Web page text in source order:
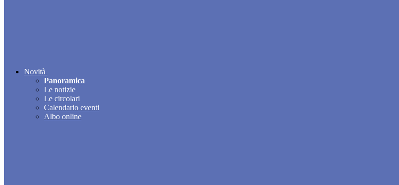
Novità
Panoramica
Le notizie
Le circolari
Calendario eventi
Albo online